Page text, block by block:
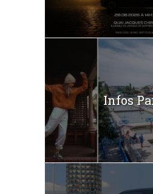
Infos